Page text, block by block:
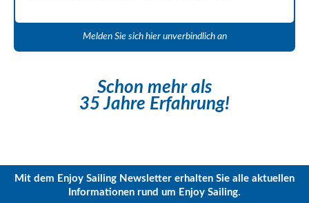
Melden Sie sich hier unverbindlich an
Schon mehr als
35 Jahre Erfahrung!
Mit dem Enjoy Sailing Newsletter erhalten Sie alle aktuellen
Informationen rund um Enjoy Sailing.